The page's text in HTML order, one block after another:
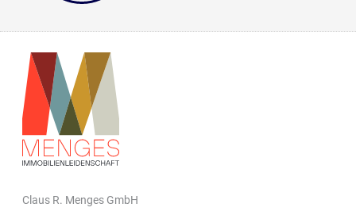
Claus R. Menges GmbH